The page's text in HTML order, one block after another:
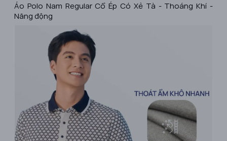
​Áo Polo Nam Regular Cổ Ép Có Xẻ Tà - Thoáng Khí -
Năng động